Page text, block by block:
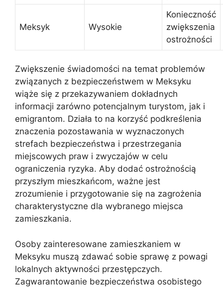
Meksyk Wysokie
Konieczność
zwiększenia
ostrożności
Zwiększenie świadomości na temat problemów
związanych z bezpieczeństwem w Meksyku
wiąże się z przekazywaniem dokładnych
informacji zarówno potencjalnym turystom, jak i
emigrantom. Działa to na korzyść podkreślenia
znaczenia pozostawania w wyznaczonych
strefach bezpieczeństwa i przestrzegania
miejscowych praw i zwyczajów w celu
ograniczenia ryzyka. Aby dodać ostrożnością
przyszłym mieszkańcom, ważne jest
zrozumienie i przygotowanie się na zagrożenia
charakterystyczne dla wybranego miejsca
zamieszkania.
Osoby zainteresowane zamieszkaniem w
Meksyku muszą zdawać sobie sprawę z powagi
lokalnych aktywności przestępczych.
Zagwarantowanie bezpieczeństwa osobistego